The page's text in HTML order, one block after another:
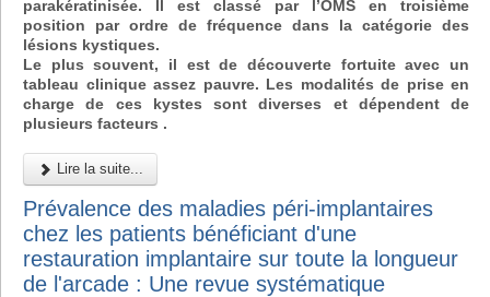
parakératinisée. Il est classé par l’OMS en troisième
position par ordre de fréquence dans la catégorie des
lésions kystiques.
Le plus souvent, il est de découverte fortuite avec un
tableau clinique assez pauvre. Les modalités de prise en
charge de ces kystes sont diverses et dépendent de
plusieurs facteurs .
Lire la suite...
Prévalence des maladies péri-implantaires
chez les patients bénéficiant d'une
restauration implantaire sur toute la longueur
de l'arcade : Une revue systématique